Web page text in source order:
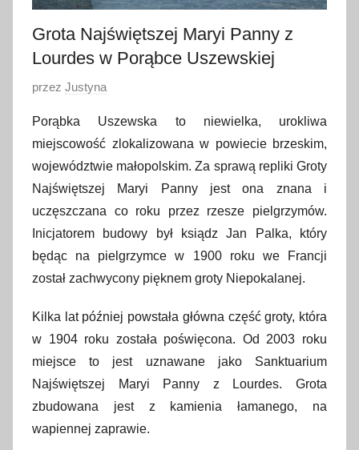
Grota Najświętszej Maryi Panny z
Lourdes w Porąbce Uszewskiej
O
u
b
l
i
k
o
w
a
o
2
7
p
przez Justyna
Porąbka Uszewska to niewielka, urokliwa
miejscowość zlokalizowana w powiecie brzeskim,
województwie małopolskim. Za sprawą repliki Groty
Najświętszej Maryi Panny jest ona znana i
uczęszczana co roku przez rzesze pielgrzymów.
Inicjatorem budowy był ksiądz Jan Palka, który
będąc na pielgrzymce w 1900 roku we Francji
został zachwycony pięknem groty Niepokalanej.
Kilka lat później powstała główna część groty, która
w 1904 roku została poświęcona. Od 2003 roku
miejsce to jest uznawane jako Sanktuarium
Najświętszej Maryi Panny z Lourdes. Grota
zbudowana jest z kamienia łamanego, na
wapiennej zaprawie.